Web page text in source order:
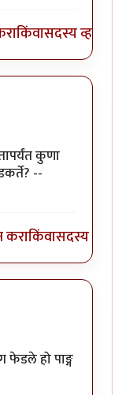
किंवासदस्य व्हा
कार्यकर्ते
कुणा
--
कराकिंवासदस्य व्हा
अवलियाहो पाङ्ग